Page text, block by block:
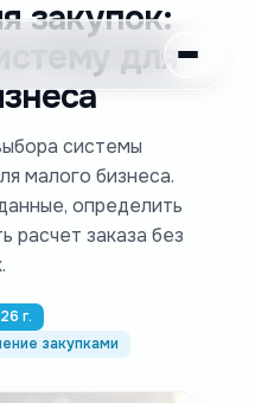
закупок:
для
системы
малого бизнеса.
определить
расчет заказа без
г.
закупками